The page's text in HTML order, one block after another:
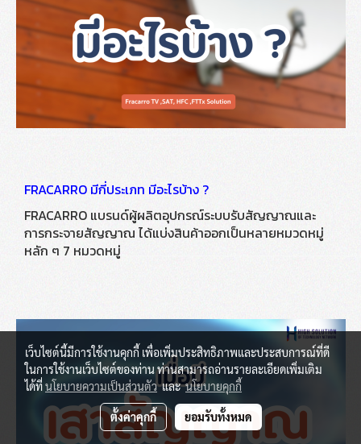
FRACARRO มีกี่ประเภท มีอะไรบ้าง ?
FRACARRO แบรนด์ผู้ผลิตอุปกรณ์ระบบรับสัญญาณและ
การกระจายสัญญาณ ได้แบ่งสินค้าออกเป็นหลายหมวดหมู่
หลัก ๆ 7 หมวดหมู่
เว็บไซต์นี้มีการใช้งานคุกกี้ เพื่อเพิ่มประสิทธิภาพและประสบการณ์ที่ดี
ในการใช้งานเว็บไซต์ของท่าน ท่านสามารถอ่านรายละเอียดเพิ่มเติม
ได้ที่นโยบายความเป็นส่วนตัวและนโยบายคุกกี้
ตั้งค่าคุกกี้ ยอมรับทั้งหมด